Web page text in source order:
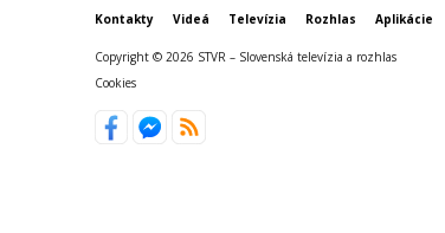
Kontakty Videá Televízia Rozhlas Aplikácie
Copyright © 2026 STVR – Slovenská televízia a rozhlas
Cookies